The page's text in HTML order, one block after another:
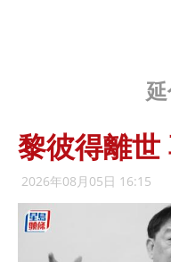
黎彼得離世
2026年08月05日 16:15